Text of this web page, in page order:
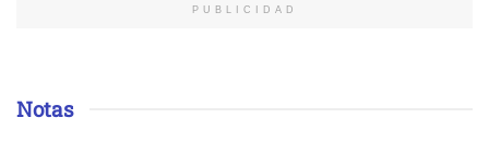
PUBLICIDAD
Notas